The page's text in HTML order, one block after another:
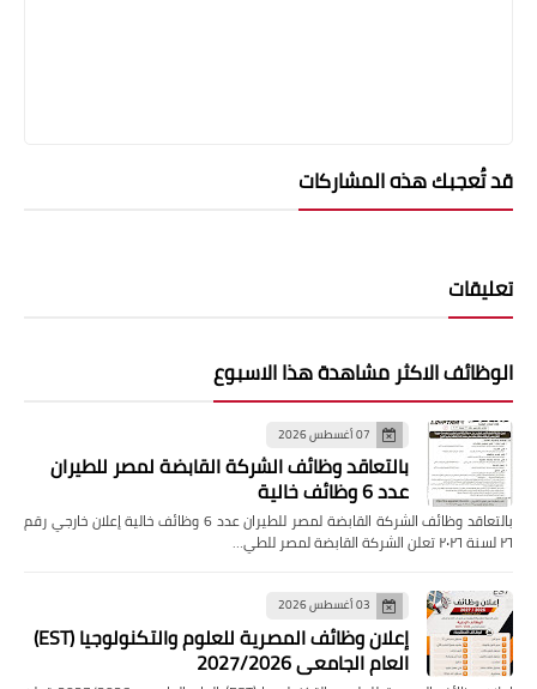
قد تُعجبك هذه المشاركات
تعليقات
الوظائف الاكثر مشاهدة هذا الاسبوع
07 أغسطس 2026
بالتعاقد وظائف الشركة القابضة لمصر للطيران
عدد 6 وظائف خالية
بالتعاقد وظائف الشركة القابضة لمصر للطيران عدد 6 وظائف خالية إعلان خارجي رقم
٢٦ لسنة ٢٠٢٦ تعلن الشركة القابضة لمصر للطي…
03 أغسطس 2026
إعلان وظائف المصرية للعلوم والتكنولوجيا (EST)
العام الجامعي 2027/2026